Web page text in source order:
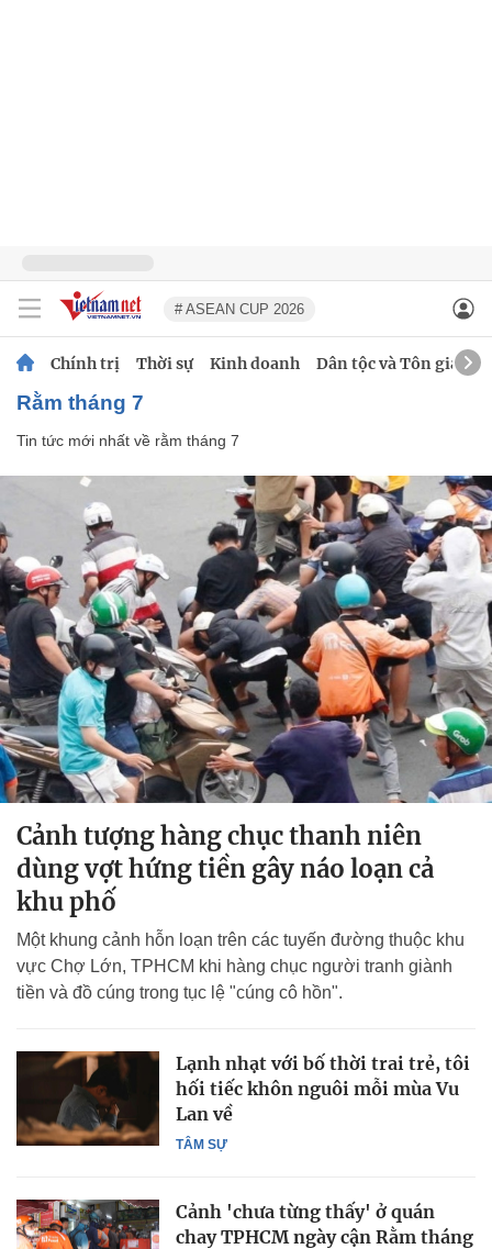
# ASEAN CUP 2026
Chính trị Thời sự Kinh doanh Dân tộc và Tôn giáo
rằm tháng 7
Tin tức mới nhất về rằm tháng 7
Cảnh tượng hàng chục thanh niên
dùng vợt hứng tiền gây náo loạn cả
khu phố
Một khung cảnh hỗn loạn trên các tuyến đường thuộc khu
vực Chợ Lớn, TPHCM khi hàng chục người tranh giành
tiền và đồ cúng trong tục lệ "cúng cô hồn".
TÂM SỰ
Lạnh nhạt với bố thời trai trẻ, tôi
hối tiếc khôn nguôi mỗi mùa Vu
Lan về
Cảnh 'chưa từng thấy' ở quán
chay TPHCM ngày cận Rằm tháng